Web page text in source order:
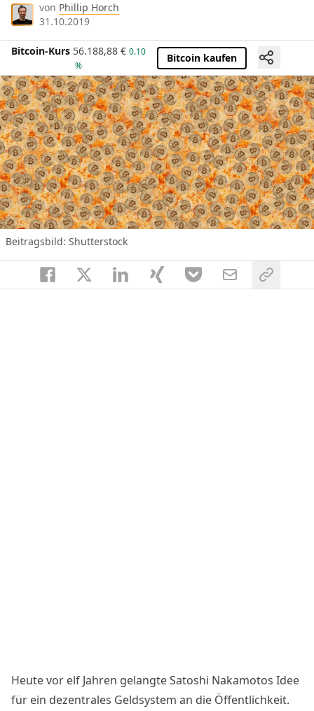
von Phillip Horch
31.10.2019
Bitcoin-Kurs 56.188,88 € 0.10
%
Bitcoin kaufen
Beitragsbild: Shutterstock
Heute vor elf Jahren gelangte Satoshi Nakamotos Idee
für ein dezentrales Geldsystem an die Öffentlichkeit.